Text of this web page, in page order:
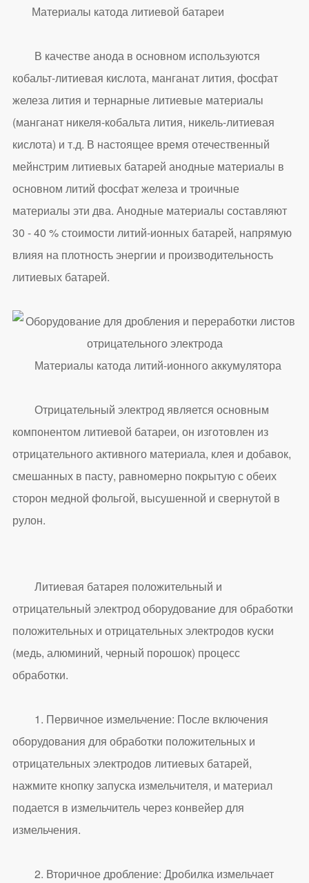
Материалы катода литиевой батареи
В качестве анода в основном используются
кобальт-литиевая кислота, манганат лития, фосфат
железа лития и тернарные литиевые материалы
(манганат никеля-кобальта лития, никель-литиевая
кислота) и т.д. В настоящее время отечественный
мейнстрим литиевых батарей анодные материалы в
основном литий фосфат железа и троичные
материалы эти два. Анодные материалы составляют
30 - 40 % стоимости литий-ионных батарей, напрямую
влияя на плотность энергии и производительность
литиевых батарей.
Материалы катода литий-ионного аккумулятора
Отрицательный электрод является основным
компонентом литиевой батареи, он изготовлен из
отрицательного активного материала, клея и добавок,
смешанных в пасту, равномерно покрытую с обеих
сторон медной фольгой, высушенной и свернутой в
рулон.
Литиевая батарея положительный и
отрицательный электрод оборудование для обработки
положительных и отрицательных электродов куски
(медь, алюминий, черный порошок) процесс
обработки.
1. Первичное измельчение: После включения
оборудования для обработки положительных и
отрицательных электродов литиевых батарей,
нажмите кнопку запуска измельчителя, и материал
подается в измельчитель через конвейер для
измельчения.
2. Вторичное дробление: Дробилка измельчает